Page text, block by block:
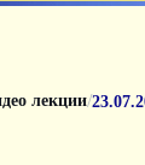
лекции/